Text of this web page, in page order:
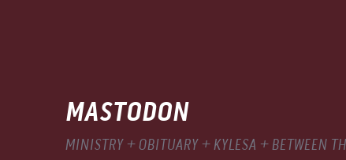
MASTODON
MINISTRY + OBITUARY + KYLESA + BETWEEN